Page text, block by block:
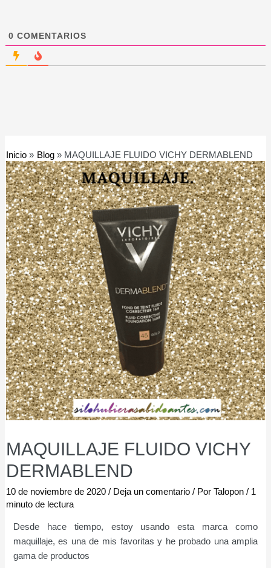
0 COMENTARIOS
Inicio Blog MAQUILLAJE FLUIDO VICHY DERMABLEND
MAQUILLAJE FLUIDO VICHY
DERMABLEND
10 de noviembre de 2020/ Deja un comentario / Por Talopon / 1
minuto de lectura
Desde hace tiempo, estoy usando esta marca como
maquillaje, es una de mis favoritas y he probado una amplia
gama de productos